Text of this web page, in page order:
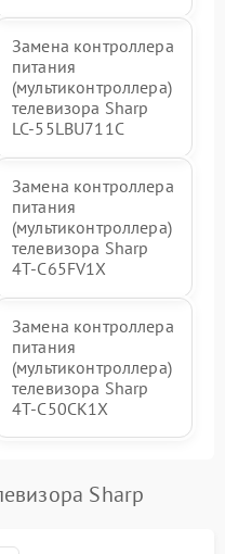
Замена контроллера
питания
(мультиконтроллера)
телевизора Sharp
LC-55LBU711C
Замена контроллера
питания
(мультиконтроллера)
телевизора Sharp
4T-C65FV1X
Замена контроллера
питания
(мультиконтроллера)
телевизора Sharp
4T-C50CK1X
Sharp